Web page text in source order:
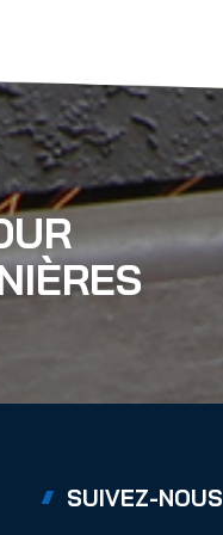
SUIVEZ-NOUS